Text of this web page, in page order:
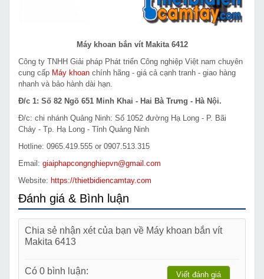
Máy khoan bắn vít Makita 6412
Công ty TNHH Giải pháp Phát triển Công nghiệp Việt nam chuyên
cung cấp Máy khoan chính hãng - giá cả cạnh tranh - giao hàng
nhanh và bảo hành dài hạn.
Đ/c 1: Số 82 Ngõ 651 Minh Khai - Hai Bà Trưng - Hà Nội.
Đ/c: chi nhánh Quảng Ninh: Số 1052 đường Hạ Long - P. Bãi
Cháy - Tp. Hạ Long - Tỉnh Quảng Ninh
Hotline: 0965.419.555 or 0907.513.315
Email: giaiphapcongnghiepvn@gmail.com
Website: https://thietbidiencamtay.com
Đánh giá & Bình luận
Chia sẻ nhận xét của bạn về Máy khoan bắn vít
Makita 6413
Có 0 bình luận: Viết đánh giá